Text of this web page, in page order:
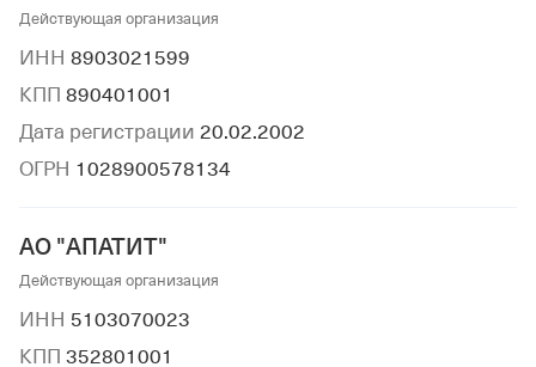
Действующая организация
ИНН 8903021599
КПП 890401001
Дата регистрации 20.02.2002
ОГРН 1028900578134
АО "АПАТИТ"
Действующая организация
ИНН 5103070023
КПП 352801001